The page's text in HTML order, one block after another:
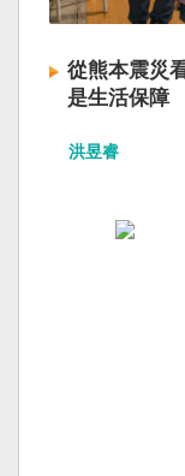
從熊本震災
是生活保障
洪昱睿